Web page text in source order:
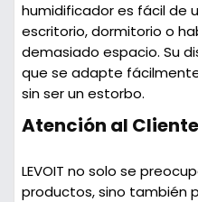
humidificador es fácil de
escritorio, dormitorio o
demasiado espacio. Su
que se adapte
sin ser un estorbo.
Atención al
LEVOIT no solo se
productos, sino también